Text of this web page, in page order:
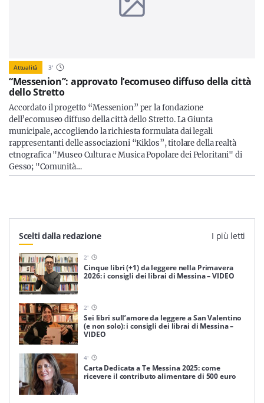
Attualità 3'
“Messenion”: approvato l’ecomuseo diffuso della città
dello Stretto
Accordato il progetto “Messenion” per la fondazione
dell’ecomuseo diffuso della città dello Stretto. La Giunta
municipale, accogliendo la richiesta formulata dai legali
rappresentanti delle associazioni “Kiklos”, titolare della realtà
etnografica "Museo Cultura e Musica Popolare dei Peloritani" di
Gesso; "Comunità…
Scelti dalla redazione I più letti
2'
Cinque libri (+1) da leggere nella Primavera
2026: i consigli dei librai di Messina – VIDEO
2'
Sei libri sull’amore da leggere a San Valentino
(e non solo): i consigli dei librai di Messina –
VIDEO
4'
Carta Dedicata a Te Messina 2025: come
ricevere il contributo alimentare di 500 euro